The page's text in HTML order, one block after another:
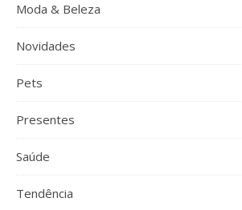
Moda & Beleza
Novidades
Pets
Presentes
Saúde
Tendência